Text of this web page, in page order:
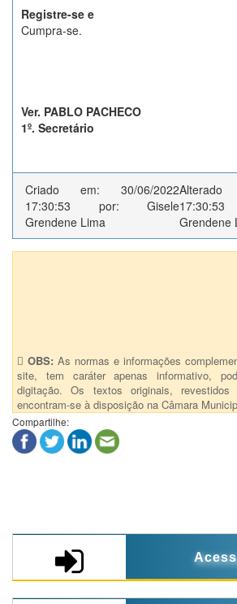
Registre-se e
Cumpra-se.
Ver. PABLO PACHECO
1º. Secretário
Criado em: 30/06/2022
17:30:53 por: Gisele
Grendene Lima
Grendene
OBS: As normas e informações
site, tem caráter apenas informativo,
digitação. Os textos originais, revestidos
encontram-se à disposição na Câmara
Compartilhe: